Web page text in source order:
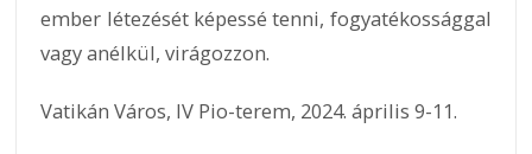
ember létezését képessé tenni, fogyatékossággal
vagy anélkül, virágozzon.
Vatikán Város, IV Pio-terem, 2024. április 9-11.